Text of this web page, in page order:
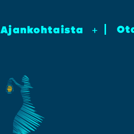
Ajan­koh­tais­ta +